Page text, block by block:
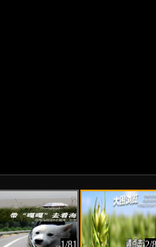
1/81 2/